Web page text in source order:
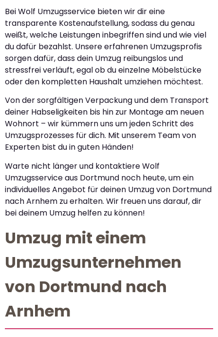
Bei Wolf Umzugsservice bieten wir dir eine
transparente Kostenaufstellung, sodass du genau
weißt, welche Leistungen inbegriffen sind und wie viel
du dafür bezahlst. Unsere erfahrenen Umzugsprofis
sorgen dafür, dass dein Umzug reibungslos und
stressfrei verläuft, egal ob du einzelne Möbelstücke
oder den kompletten Haushalt umziehen möchtest.
Von der sorgfältigen Verpackung und dem Transport
deiner Habseligkeiten bis hin zur Montage am neuen
Wohnort – wir kümmern uns um jeden Schritt des
Umzugsprozesses für dich. Mit unserem Team von
Experten bist du in guten Händen!
Warte nicht länger und kontaktiere Wolf
Umzugsservice aus Dortmund noch heute, um ein
individuelles Angebot für deinen Umzug von Dortmund
nach Arnhem zu erhalten. Wir freuen uns darauf, dir
bei deinem Umzug helfen zu können!
Umzug mit einem
Umzugsunternehmen
von Dortmund nach
Arnhem